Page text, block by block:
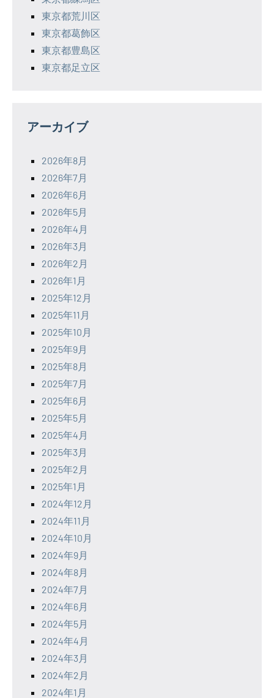
東京都荒川区
東京都葛飾区
東京都豊島区
東京都足立区
アーカイブ
2026年8月
2026年7月
2026年6月
2026年5月
2026年4月
2026年3月
2026年2月
2026年1月
2025年12月
2025年11月
2025年10月
2025年9月
2025年8月
2025年7月
2025年6月
2025年5月
2025年4月
2025年3月
2025年2月
2025年1月
2024年12月
2024年11月
2024年10月
2024年9月
2024年8月
2024年7月
2024年6月
2024年5月
2024年4月
2024年3月
2024年2月
2024年1月